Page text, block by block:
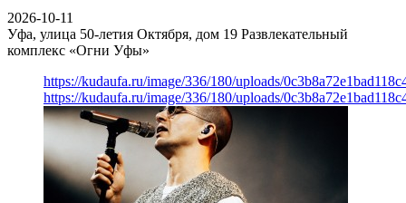
2026-10-11
Уфа, улица 50-летия Октября, дом 19 Развлекательный
комплекс «Огни Уфы»
https://kudaufa.ru/image/336/180/uploads/
https://kudaufa.ru/image/336/180/uploads/